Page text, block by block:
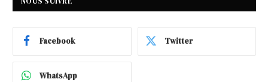
Facebook Twitter
WhatsApp